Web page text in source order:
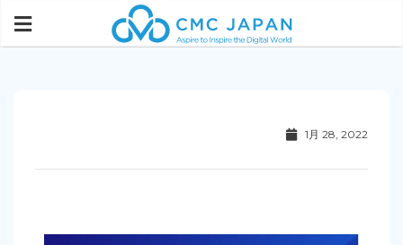
1月 28, 2022